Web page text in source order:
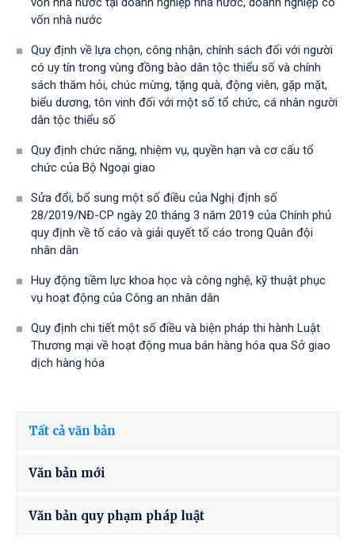
vốn nhà nước
Quy định về lựa chọn, công nhận, chính sách đối với người
có uy tín trong vùng đồng bào dân tộc thiểu số và chính
sách thăm hỏi, chúc mừng, tặng quà, động viên, gặp mặt,
biểu dương, tôn vinh đối với một số tổ chức, cá nhân người
dân tộc thiểu số
Quy định chức năng, nhiệm vụ, quyền hạn và cơ cấu tổ
chức của Bộ Ngoại giao
Sửa đổi, bổ sung một số điều của Nghị định số
28/2019/NĐ-CР ngày 20 tháng 3 năm 2019 của Chính phủ
quy định về tố cáo và giải quyết tố cáo trong Quân đội
nhân dân
Huy động tiềm lực khoa học và công nghệ, kỹ thuật phục
vụ hoạt động của Công an nhân dân
Quy định chi tiết một số điều và biện pháp thi hành Luật
Thương mại về hoạt động mua bán hàng hóa qua Sở giao
dịch hàng hóa
Tất cả văn bản
Văn bản mới
Văn bản quy phạm pháp luật